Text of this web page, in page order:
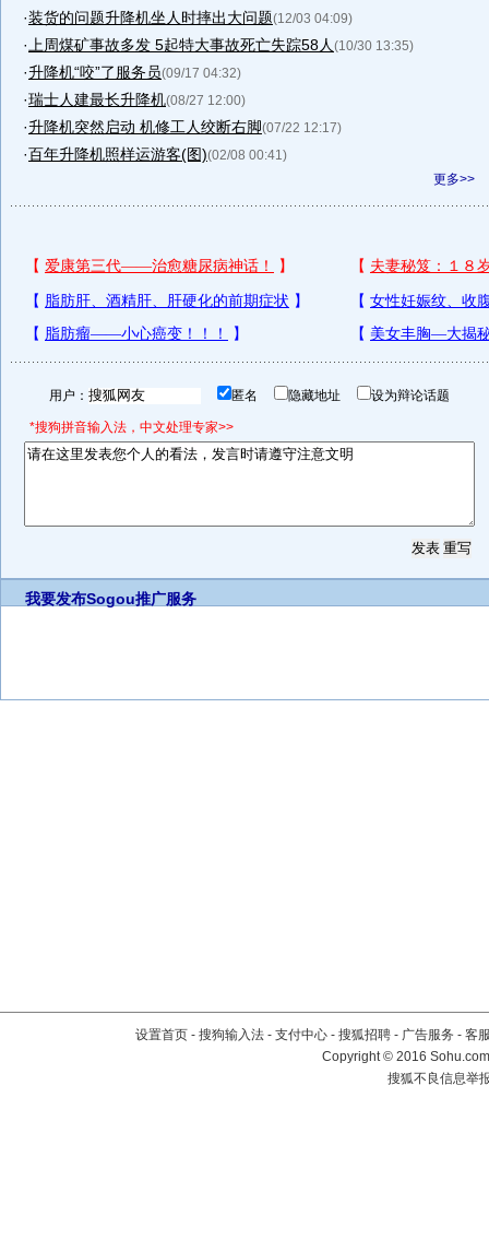
·装货的问题升降机坐人时摔出大问题(12/03 04:09)
· 上周煤矿事故多发 5起特大事故死亡失踪58人 (10/30 13:35)
·升降机“咬”了服务员(09/17 04:32)
·瑞士人建最长升降机(08/27 12:00)
·升降机突然启动 机修工人绞断右脚(07/22 12:17)
·百年升降机照样运游客(图)(02/08 00:41)
更多>>
用户： 匿名 隐藏地址 设为辩论话题
*搜狗拼音输入法，中文处理专家>>
我要发布Sogou推广服务
设置首页 - 搜狗输入法 - 支付中心 - 搜狐招聘 - 广告服务 - 客
Copyright©2016
搜狐不良信息举